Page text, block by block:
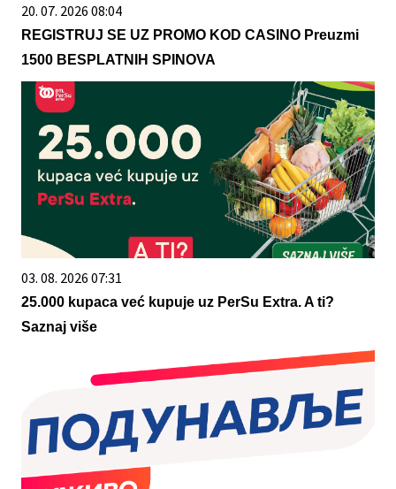
20. 07. 2026 08:04
REGISTRUJ SE UZ PROMO KOD CASINO Preuzmi
1500 BESPLATNIH SPINOVA
03. 08. 2026 07:31
25.000 kupaca već kupuje uz PerSu Extra. A ti?
Saznaj više